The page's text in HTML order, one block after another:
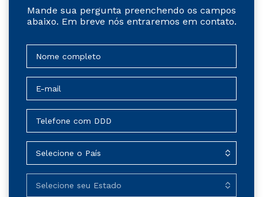
Mande sua pergunta preenchendo os campos
abaixo. Em breve nós entraremos em contato.